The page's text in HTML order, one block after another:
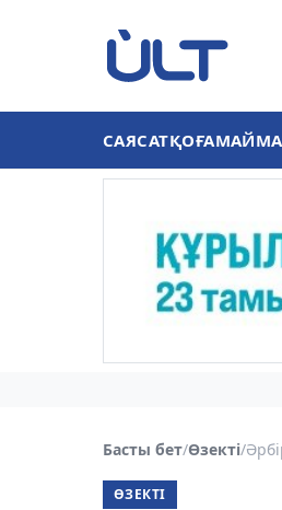
САЯСАТҚОҒАМ
Басты бет/Өзекті/
ӨЗЕКТІ